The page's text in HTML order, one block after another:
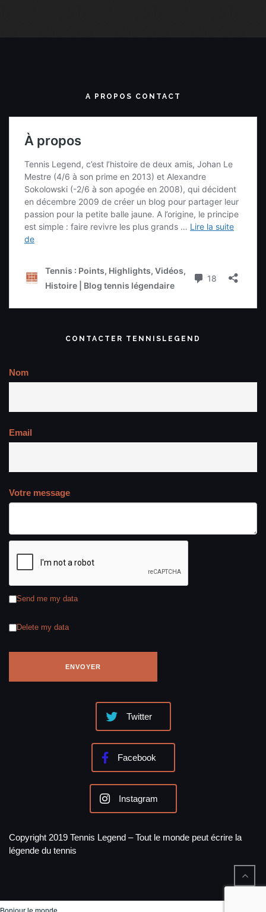
A PROPOS CONTACT
CONTACTER TENNISLEGEND
Nom
Email
Votre message
Send me my data
Delete my data
Twitter
Facebook
Instagram
Copyright 2019 Tennis Legend – Tout le monde peut écrire la
légende du tennis